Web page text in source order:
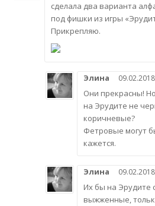
сделала два варианта
под фишки из игры
Прикрепляю.
Элина
Они прекрасны!
на Эрудите не
коричневые?
Фетровые могут
кажется.
Элина
Их бы на Эрудите
выжженные,